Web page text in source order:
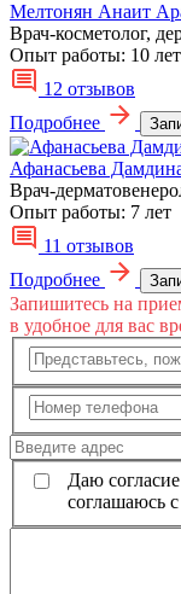
Мелтонян Анаит
Врач-косметолог,
Опыт работы: 10 лет
12 отзывов
Подробнее
Афанасьева
Врач-
Опыт работы: 7 лет
11 отзывов
Подробнее
Запишитесь на
в удобное для вас
Даю
соглашаюсь